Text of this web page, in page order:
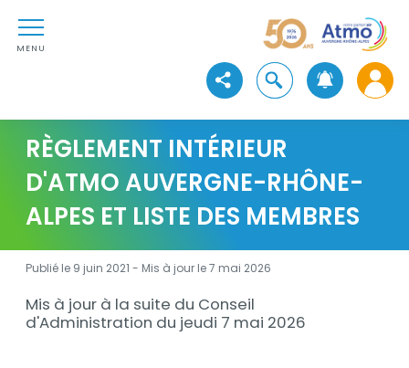
Aller au premier menu de navigation
Aller à la recherche
MENU
Atmo Auvergne-Rhône-
Voir les réseaux sociaux
Ouvrir la recherche
RÈGLEMENT INTÉRIEUR
D'ATMO AUVERGNE-RHÔNE-
ALPES ET LISTE DES MEMBRES
Publié le 9 juin 2021 - Mis à jour le7 mai 2026
Description
Mis à jour à la suite du Conseil
d'Administration du jeudi 7 mai 2026